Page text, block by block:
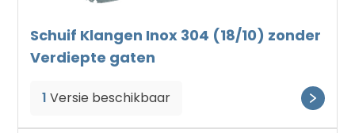
Schuif Klangen Inox 304 (18/10) zonder
Verdiepte gaten
1 Versie beschikbaar